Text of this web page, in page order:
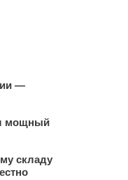
—
мощный
складу